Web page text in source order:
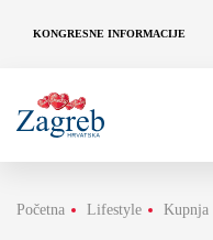
KONGRESNE INFORMACIJE
Početna Lifestyle Kupnja